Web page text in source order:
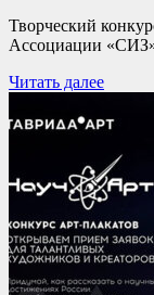
Творческий
Ассоциации
Читать далее